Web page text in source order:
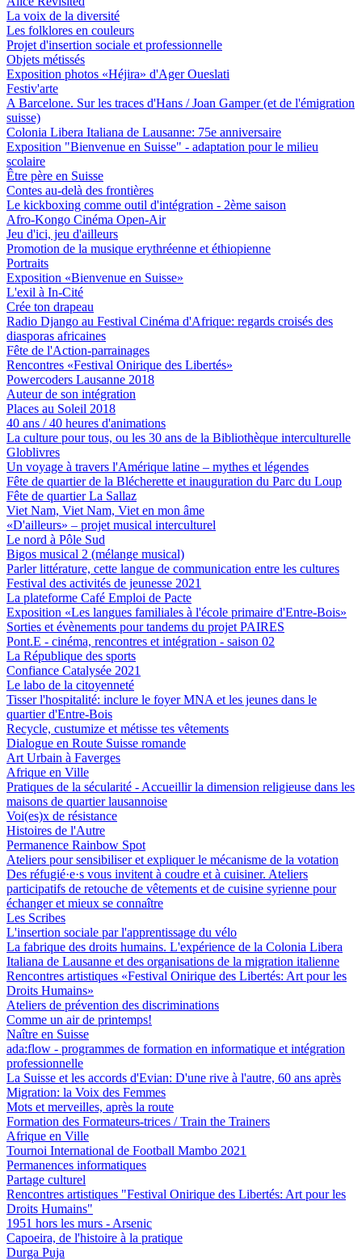
La voix de la diversité
Les folklores en couleurs
Projet d'insertion sociale et professionnelle
Objets métissés
Exposition photos «Héjira» d'Ager Oueslati
Festiv'arte
A Barcelone. Sur les traces d'Hans / Joan Gamper (et de l'émigration
suisse)
Colonia Libera Italiana de Lausanne: 75e anniversaire
Exposition "Bienvenue en Suisse" - adaptation pour le milieu
scolaire
Être père en Suisse
Contes au-delà des frontières
Le kickboxing comme outil d'intégration - 2ème saison
Afro-Kongo Cinéma Open-Air
Jeu d'ici, jeu d'ailleurs
Promotion de la musique erythréenne et éthiopienne
Portraits
Exposition «Bienvenue en Suisse»
L'exil à In-Cité
Crée ton drapeau
Radio Django au Festival Cinéma d'Afrique: regards croisés des
diasporas africaines
Fête de l'Action-parrainages
Rencontres «Festival Onirique des Libertés»
Powercoders Lausanne 2018
Auteur de son intégration
Places au Soleil 2018
40 ans / 40 heures d'animations
La culture pour tous, ou les 30 ans de la Bibliothèque interculturelle
Globlivres
Un voyage à travers l'Amérique latine – mythes et légendes
Fête de quartier de la Blécherette et inauguration du Parc du Loup
Fête de quartier La Sallaz
Viet Nam, Viet Nam, Viet en mon âme
«D'ailleurs» – projet musical interculturel
Le nord à Pôle Sud
Bigos musical 2 (mélange musical)
Parler littérature, cette langue de communication entre les cultures
Festival des activités de jeunesse 2021
La plateforme Café Emploi de Pacte
Exposition «Les langues familiales à l'école primaire d'Entre-Bois»
Sorties et évènements pour tandems du projet PAIRES
Pont.E - cinéma, rencontres et intégration - saison 02
La République des sports
Confiance Catalysée 2021
Le labo de la citoyenneté
Tisser l'hospitalité: inclure le foyer MNA et les jeunes dans le
quartier d'Entre-Bois
Recycle, custumize et métisse tes vêtements
Dialogue en Route Suisse romande
Art Urbain à Faverges
Afrique en Ville
Pratiques de la sécularité - Accueillir la dimension religieuse dans les
maisons de quartier lausannoise
Voi(es)x de résistance
Histoires de l'Autre
Permanence Rainbow Spot
Ateliers pour sensibiliser et expliquer le mécanisme de la votation
Des réfugié·e·s vous invitent à coudre et à cuisiner. Ateliers
participatifs de retouche de vêtements et de cuisine syrienne pour
échanger et mieux se connaître
Les Scribes
L'insertion sociale par l'apprentissage du vélo
La fabrique des droits humains. L'expérience de la Colonia Libera
Italiana de Lausanne et des organisations de la migration italienne
Rencontres artistiques «Festival Onirique des Libertés: Art pour les
Droits Humains»
Ateliers de prévention des discriminations
Comme un air de printemps!
Naître en Suisse
ada:flow - programmes de formation en informatique et intégration
professionnelle
La Suisse et les accords d'Evian: D'une rive à l'autre, 60 ans après
Migration: la Voix des Femmes
Mots et merveilles, après la route
Formation des Formateurs-trices / Train the Trainers
Afrique en Ville
Tournoi International de Football Mambo 2021
Permanences informatiques
Partage culturel
Rencontres artistiques "Festival Onirique des Libertés: Art pour les
Droits Humains"
1951 hors les murs - Arsenic
Capoeira, de l'histoire à la pratique
Durga Puja